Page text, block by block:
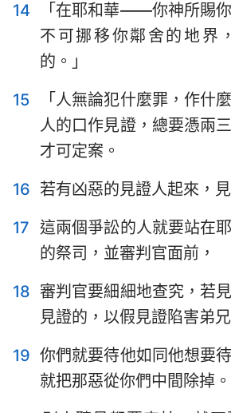
15
16 17 18 19
22
29
30 31 32 33
14
「在耶和華——你神所賜
不可挪移你鄰舍的地界
的。」
15
「人無論犯什麼罪，作什
人的口作見證，總要憑兩
才可定案。
16 若有凶惡的見證人起來，
17 這兩個爭訟的人就要站在
的祭司，並審判官面前，
18 審判官要細細地查究，若
見證的，以假見證陷害弟兄
19 你們就要待他如同他想要
就把那惡從你們中間除掉。